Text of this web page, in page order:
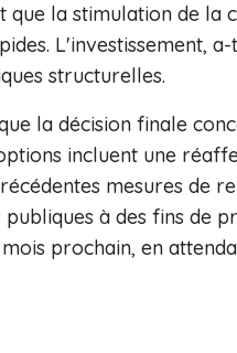
que la stimulation de
L'investissement,
structurelles.
la décision finale
incluent une
mesures de
à des fins de
prochain, en